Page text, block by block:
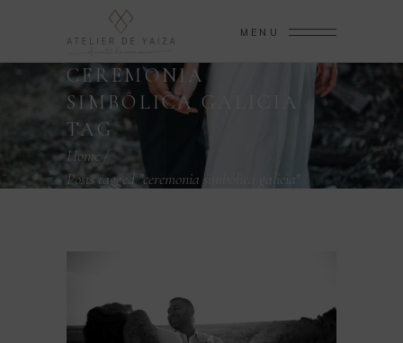
MENU
CEREMONIA
SIMBÓLICA GALICIA
TAG
Home/
Posts tagged "ceremonia simbólica galicia"